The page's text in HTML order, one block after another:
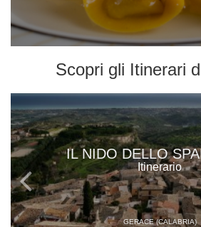
Scopri gli Itinerari
IL NIDO DELLO
Itinerario
GERACE (CALABRIA)